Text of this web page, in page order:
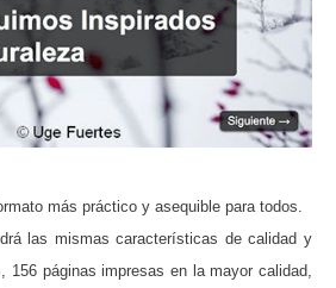
más práctico y asequible para todos.
las mismas características de calidad y
156 páginas impresas en la mayor calidad,